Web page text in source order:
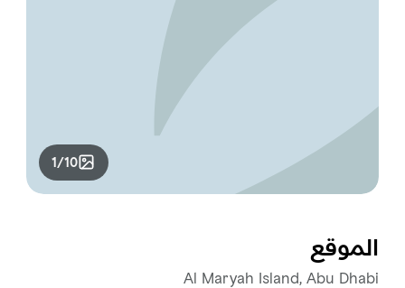
1/10
الموقع
Al Maryah Island, Abu Dhabi